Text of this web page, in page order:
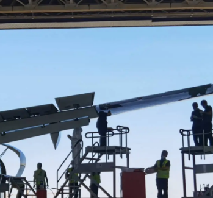
云电影网：开启无限视界的全新影视体验之旅